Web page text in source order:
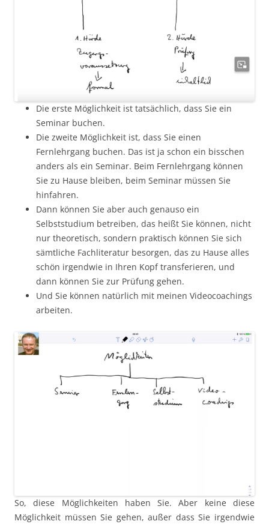
Die erste Möglichkeit ist tatsächlich, dass Sie ein
Seminar buchen.
Die zweite Möglichkeit ist, dass Sie einen
Fernlehrgang buchen. Das ist ja schon ein bisschen
anders als ein Seminar. Beim Fernlehrgang können
Sie zu Hause bleiben, beim Seminar müssen Sie
hinfahren.
Dann können Sie aber auch genauso ein
Selbststudium betreiben, das heißt Sie können, nicht
nur theoretisch, sondern praktisch können Sie sich
sämtliche Fachliteratur besorgen, das zu Hause alles
schön irgendwie in Ihren Kopf transferieren, und
dann können Sie zur Prüfung gehen.
Und Sie können natürlich mit meinen Videocoachings
arbeiten.
So, diese Möglichkeiten haben Sie. Aber keine diese
Möglichkeit müssen Sie gehen, außer dass Sie irgendwie